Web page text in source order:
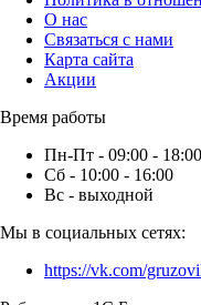
О нас
Связаться с нами
Карта сайта
Акции
Время работы
Пн-Пт - 09:00 - 18:00
Сб - 10:00 - 16:00
Вс - выходной
Мы в социальных сетях:
https://vk.com/